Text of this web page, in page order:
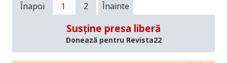
Înapoi 1 2 Înainte
Susține presa liberă
Donează pentru Revista22